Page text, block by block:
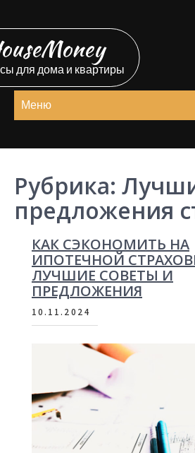
к
содержимому
для дома и квартиры
Меню
Рубрика:
предложения
КАК СЭКОНОМИТЬ НА
ИПОТЕЧНОЙ
ЛУЧШИЕ СОВЕТЫ И
ПРЕДЛОЖЕНИЯ
10.11.2024